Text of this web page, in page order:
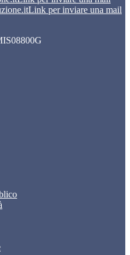
Link per inviare una mail